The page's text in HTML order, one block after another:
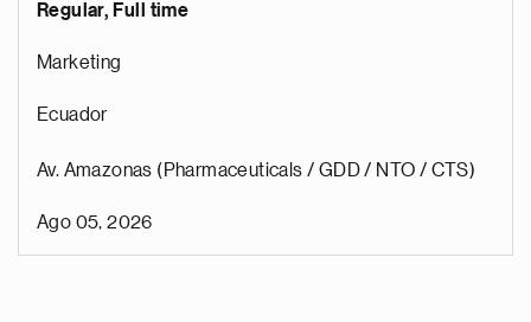
Regular, Full time
Marketing
Ecuador
Av. Amazonas (Pharmaceuticals / GDD / NTO / CTS)
Ago 05, 2026